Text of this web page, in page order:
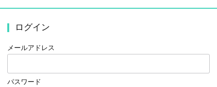
ログイン
メールアドレス
パスワード